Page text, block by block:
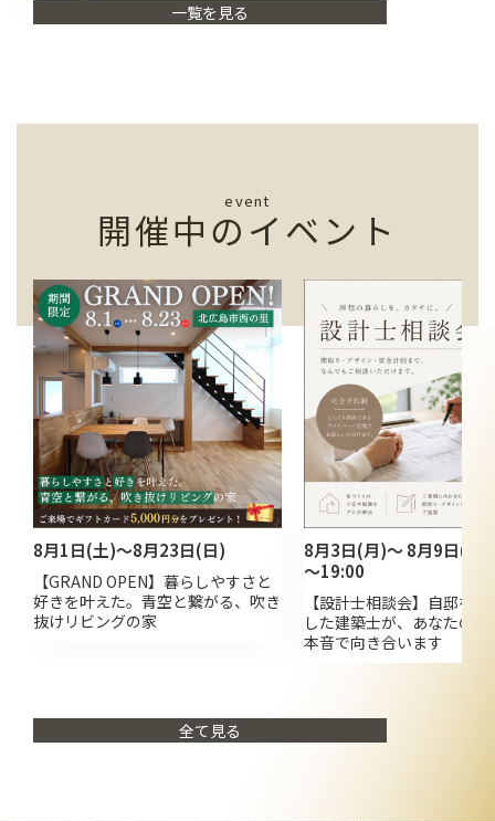
一覧を見る
event
開催中のイベント
8月1日(土)～8月23日(日)
【GRAND OPEN】暮らしやすさと
好きを叶えた。青空と繋がる、吹き
抜けリビングの家
8月3日(月)～ 8月9日(
～19:00
【設計士相談会】自邸を
した建築士が、あなたの
本音で向き合います
全て見る